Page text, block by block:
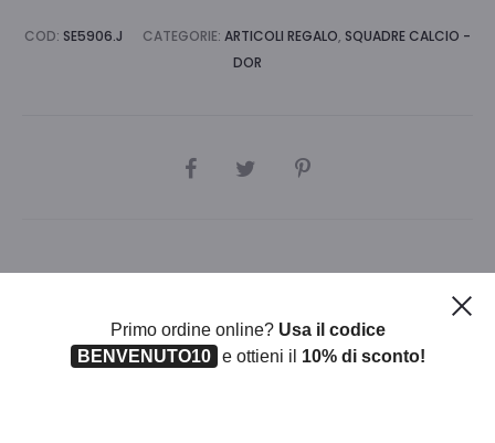
COD: SE5906.J CATEGORIE: ARTICOLI REGALO, SQUADRE CALCIO -
DOR
CONDIVIDI
Primo ordine online? Usa il codice
BENVENUTO10
e ottieni il 10% di sconto!